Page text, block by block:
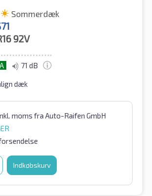
Sommerdæk
92V
A 71 dB
dæk
moms fra Auto-Raifen GmbH
Indkøbskurv